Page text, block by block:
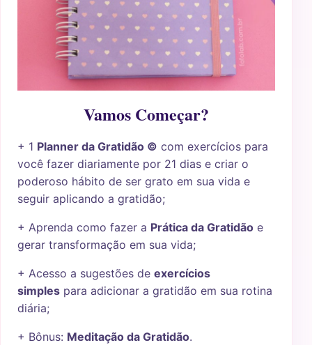
Vamos Começar?
+ 1 Planner da Gratidão © com exercícios para
você fazer diariamente por 21 dias e criar o
poderoso hábito de ser grato em sua vida e
seguir aplicando a gratidão;
+ Aprenda como fazer a Prática da Gratidão e
gerar transformação em sua vida;
+ Acesso a sugestões de exercícios
simples para adicionar a gratidão em sua rotina
diária;
+ Bônus: Meditação da Gratidão.